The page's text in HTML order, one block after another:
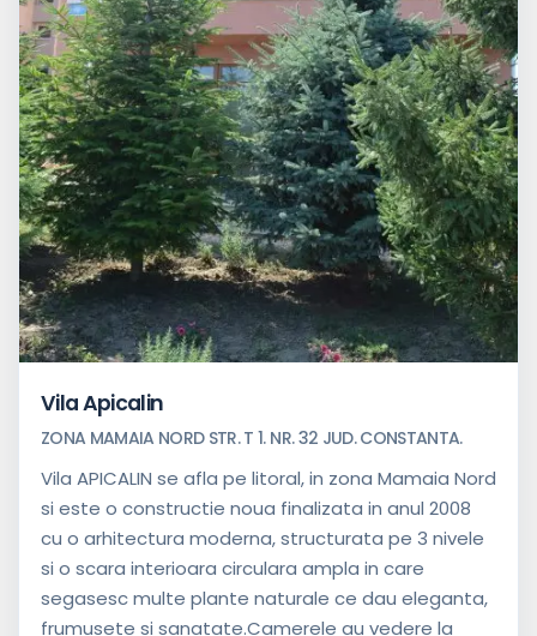
Vila Apicalin
ZONA MAMAIA NORD STR. T 1. NR. 32 JUD. CONSTANTA.
Vila APICALIN se afla pe litoral, in zona Mamaia Nord
si este o constructie noua finalizata in anul 2008
cu o arhitectura moderna, structurata pe 3 nivele
si o scara interioara circulara ampla in care
segasesc multe plante naturale ce dau eleganta,
frumusete si sanatate.Camerele au vedere la